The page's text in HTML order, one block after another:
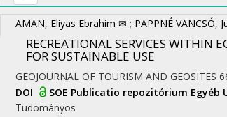
AMAN, Eliyas Ebrahim ✉ ; PAPPNÉ VANCSÓ,
RECREATIONAL SERVICES WITHIN
FOR SUSTAINABLE USE
GEOJOURNAL OF TOURISM AND GEOSITES
DOI
SOE Publicatio repozitórium Egyéb
Tudományos